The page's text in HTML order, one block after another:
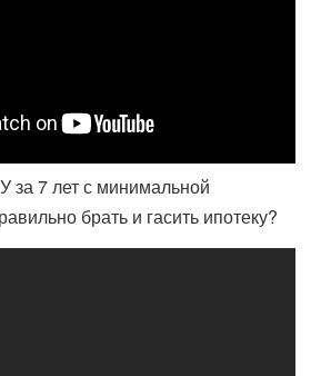
7 лет с минимальной
брать и гасить ипотеку?